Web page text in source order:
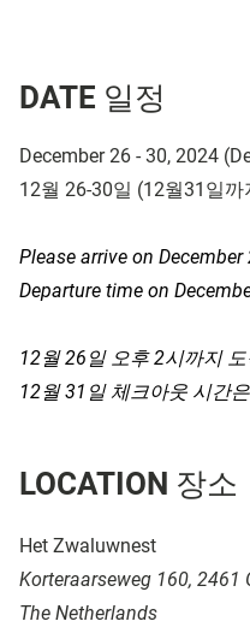
DATE 일정
December 26 - 30, 2024
12월 26-30​일 (12월31 일까
Please arrive on December
Departure time on
12월26 일 오후2시까지
12월31 일 체크아웃 시간
LOCATION 장소
Het Zwaluwnest
Korteraarseweg 160, 2461
The Netherlands